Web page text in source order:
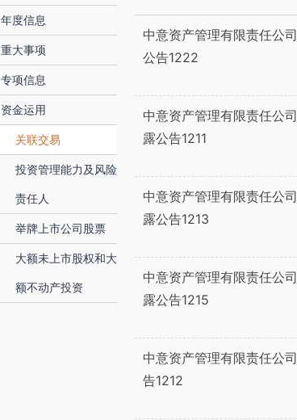
年度信息
重大事项
专项信息
资金运用
关联交易
投资管理能力及风险
责任人
举牌上市公司股票
大额未上市股权和大
额不动产投资
中意资产管理有限责任公
公告1222
中意资产管理有限责任公
露公告1211
中意资产管理有限责任公
露公告1213
中意资产管理有限责任公
露公告1215
中意资产管理有限责任公
告1212